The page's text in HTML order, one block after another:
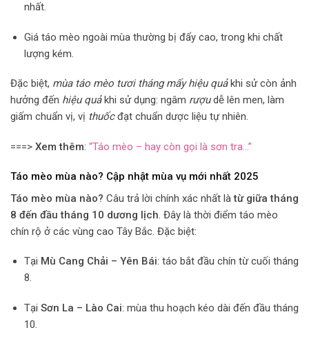
nhất.
Giá táo mèo ngoài mùa thường bị đẩy cao, trong khi chất
lượng kém.
Đặc biệt, mùa táo mèo tươi tháng mấyhiệu quảkhi sử còn ảnh
hưởng đến hiệu quảkhi sử dụng: ngâm rượudễ lên men, làm
giấm chuẩn vị, vị thuốcđạt chuẩn dược liệu tự nhiên.
===> Xem thêm: “Táo mèo – hay còn gọi là sơn tra…”
Táo mèo mùa nào? Cập nhật mùa vụ mới nhất 2025
Táo mèo mùa nào? Câu trả lời chính xác nhất làtừ giữa tháng
8 đến đầu tháng 10 dương lịch. Đây là thời điểm táo mèo
chín rộ ở các vùng cao Tây Bắc. Đặc biệt:
Tại Mù Cang Chải – Yên Bái: táo bắt đầu chín từ cuối tháng
8.
Tại Sơn La – Lào Cai: mùa thu hoạch kéo dài đến đầu tháng
10.